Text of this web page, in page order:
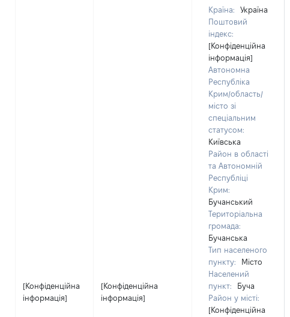
[Конфіденційна
інформація]
[Конфіденційна
інформація]
Країна:
Україна
Поштовий
індекс:
[Конфіденційна
інформація]
Автономна
Республіка
Крим/область/
місто зі
спеціальним
статусом:
Київська
Район в області
та Автономній
Республіці
Крим:
Бучанський
Територіальна
громада:
Бучанська
Тип населеного
пункту:
Місто
Населений
пункт:
Буча
Район у місті:
[Конфіденційна